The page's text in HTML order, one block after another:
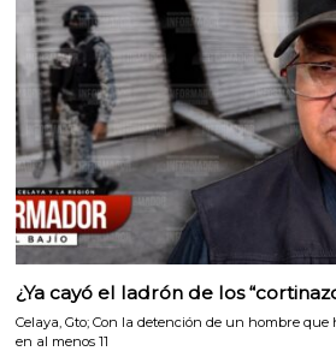
¿Ya cayó el ladrón de los
Celaya, Gto; Con la detención de un hombre
en al menos 11